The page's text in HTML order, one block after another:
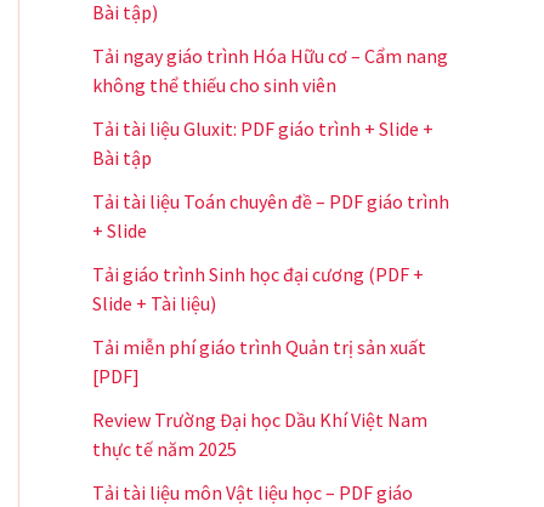
Bài tập)
Tải ngay giáo trình Hóa Hữu cơ – Cẩm nang
không thể thiếu cho sinh viên
Tải tài liệu Gluxit: PDF giáo trình + Slide +
Bài tập
Tải tài liệu Toán chuyên đề – PDF giáo trình
+ Slide
Tải giáo trình Sinh học đại cương (PDF +
Slide + Tài liệu)
Tải miễn phí giáo trình Quản trị sản xuất
[PDF]
Review Trường Đại học Dầu Khí Việt Nam
thực tế năm 2025
Tải tài liệu môn Vật liệu học – PDF giáo